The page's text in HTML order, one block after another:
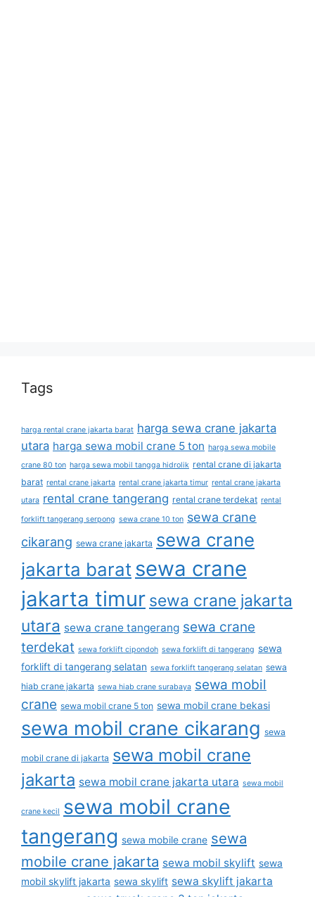
Tags
harga rental crane jakarta barat harga sewa crane jakarta
utara harga sewa mobil crane 5 ton harga sewa mobile
crane 80 ton harga sewa mobil tangga hidrolik rental crane di jakarta
barat rental crane jakarta rental crane jakarta timur rental crane jakarta
utara rental crane tangerang rental crane terdekat rental
forklift tangerang serpong sewa crane 10 ton sewa crane
cikarang sewa crane jakarta sewa crane
jakarta barat sewa crane
jakarta timur sewa crane jakarta
utara sewa crane tangerang sewa crane
terdekat sewa forklift cipondoh sewa forklift di tangerang sewa
forklift di tangerang selatan sewa forklift tangerang selatan sewa
hiab crane jakarta sewa hiab crane surabaya sewa mobil
crane sewa mobil crane 5 ton sewa mobil crane bekasi
sewa mobil crane cikarang sewa
mobil crane di jakarta sewa mobil crane
jakarta sewa mobil crane jakarta utara sewa mobil
crane kecil sewa mobil crane
tangerang sewa mobile crane sewa
mobile crane jakarta sewa mobil skylift sewa
mobil skylift jakarta sewa skylift sewa skylift jakarta